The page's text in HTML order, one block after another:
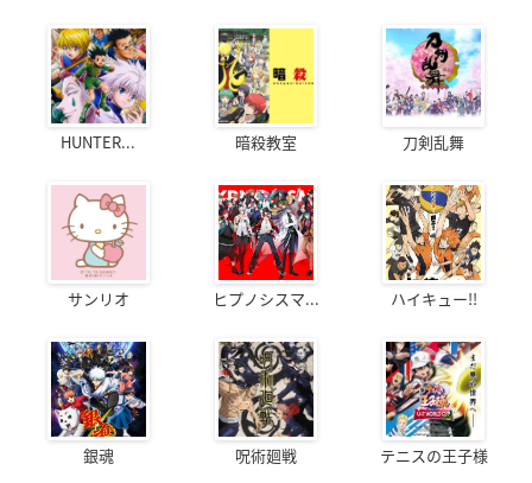
HUNTER... 暗殺教室 刀剣乱舞
サンリオ ヒプノシスマ... ハイキュー!!
銀魂 呪術廻戦 テニスの王子様